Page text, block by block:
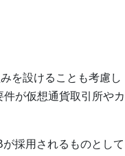
を設けることも考慮し
が仮想通貨取引所やカ
採用されるものとして